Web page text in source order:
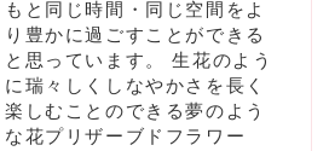
もと同じ時間・同じ空間をよ
り豊かに過ごすことができる
と思っています。 生花のよう
に瑞々しくしなやかさを長く
楽しむことのできる夢のよう
な花プリザーブドフラワー